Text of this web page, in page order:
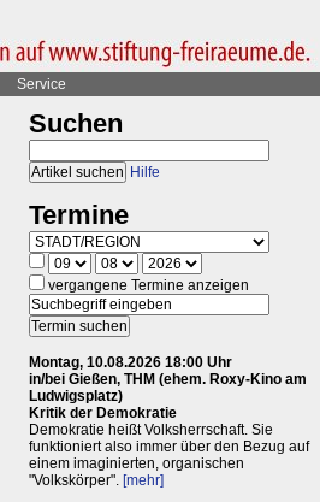
Service
Suchen
Hilfe
Termine
vergangene Termine anzeigen
Montag, 10.08.2026 18:00 Uhr
in/bei Gießen, THM (ehem. Roxy-Kino am
Ludwigsplatz)
Kritik der Demokratie
Demokratie heißt Volksherrschaft. Sie
funktioniert also immer über den Bezug auf
einem imaginierten, organischen
"Volkskörper". [mehr]